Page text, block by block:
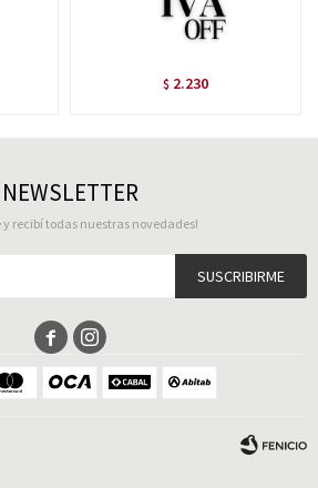
$ 2.230
NEWSLETTER
y recibí todas nuestras novedades!
SUSCRIBIRME
 